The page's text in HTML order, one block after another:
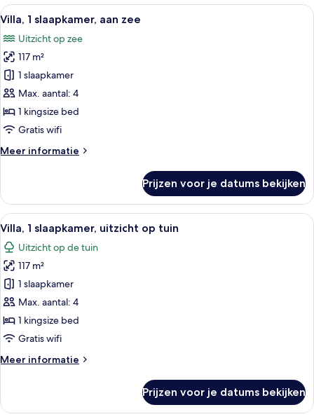
slaapkamers,
aan
Alle
foto's
voor
Villa,
slaapkamer,
aan
zee
Een modern buitenzitgedeelte met
8
Villa, 1 slaapkamer, aan zee
Uitzicht op zee
117 m²
1 slaapkamer
Max. aantal: 4
1 kingsize bed
Gratis wifi
Meer informatie
Meer
1
slaapkamer,
aan
Prijzen voor je datums bekijken
Alle
foto's
voor
Villa,
slaapkamer,
uitzicht
op
laden
Een moderne buitenzwembadzone
7
Villa, 1 slaapkamer, uitzicht op tuin
Uitzicht op de tuin
117 m²
1 slaapkamer
Max. aantal: 4
1 kingsize bed
Gratis wifi
Meer informatie
Meer
1
Prijzen voor je datums bekijken